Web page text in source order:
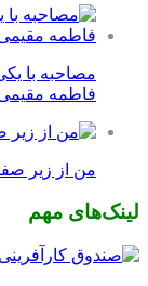
مصاحبه با
فاطمه
من از زیر
لینک‌های مهم